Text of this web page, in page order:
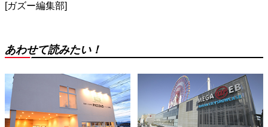
[ガズー編集部]
あわせて読みたい！